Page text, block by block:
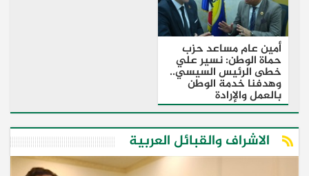
أمين عام مساعد حزب
حماة الوطن: نسير علي
خطى الرئيس السيسي..
وهدفنا خدمة الوطن
بالعمل والإرادة
الاشراف والقبائل العربية